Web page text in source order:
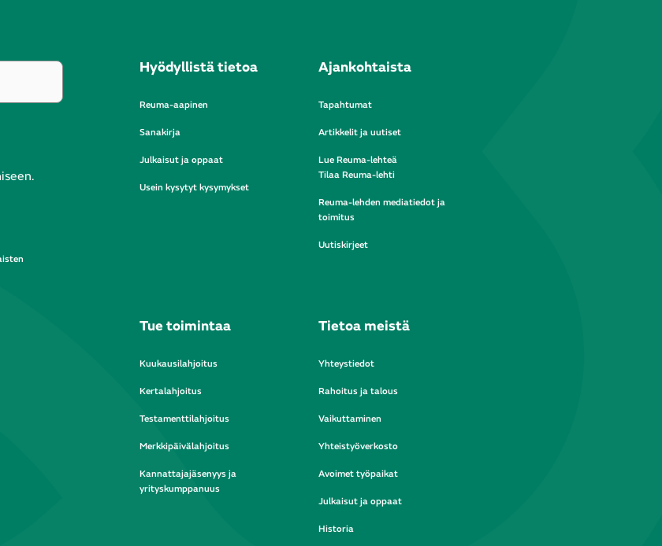
Hyödyllistä tietoa
Reuma-aapinen
Sanakirja
Julkaisut ja oppaat
Usein kysytyt kysymykset
Ajankohtaista
Tapahtumat
Artikkelit ja uutiset
Lue Reuma-lehteä
Tilaa Reuma-lehti
Reuma-lehden mediatiedot ja
toimitus
Uutiskirjeet
Tue toimintaa
Kuukausilahjoitus
Kertalahjoitus
Testamenttilahjoitus
Merkkipäivälahjoitus
Kannattajajäsenyys ja
yrityskumppanuus
Tietoa meistä
Yhteystiedot
Rahoitus ja talous
Vaikuttaminen
Yhteistyöverkosto
Avoimet työpaikat
Julkaisut ja oppaat
Historia